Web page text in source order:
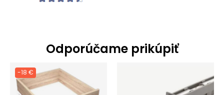
Odporúčame prikúpiť
-18 €